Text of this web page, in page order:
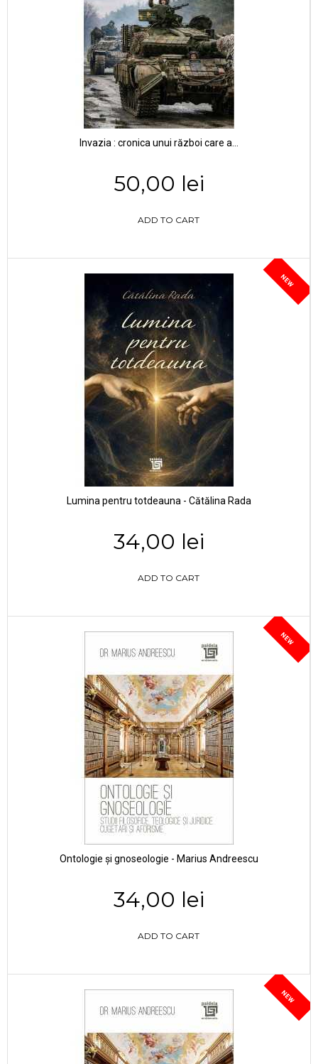
Invazia : cronica unui război care a...
50,00 lei
ADD TO CART
NEW
Lumina pentru totdeauna - Cătălina Rada
34,00 lei
ADD TO CART
NEW
Ontologie și gnoseologie - Marius Andreescu
34,00 lei
ADD TO CART
NEW